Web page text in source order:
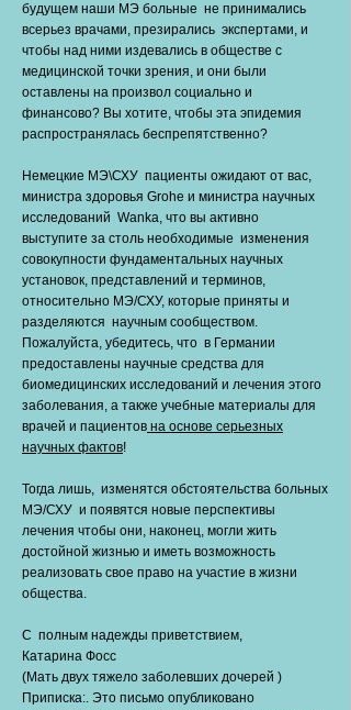
будущем наши МЭ больные не принимались
всерьез врачами, презирались экспертами, и
чтобы над ними издевались в обществе с
медицинской точки зрения, и они были
оставлены на произвол социально и
финансово? Вы хотите, чтобы эта эпидемия
распространялась беспрепятственно?
Немецкие МЭ\СХУ пациенты ожидают от вас,
министра здоровья Grohe и министра научных
исследований Wanka, что вы активно
выступите за столь необходимые изменения
совокупности фундаментальных научных
установок, представлений и терминов,
относительно МЭ/СХУ, которые приняты и
разделяются научным сообществом.
Пожалуйста, убедитесь, что в Германии
предоставлены научные средства для
биомедицинских исследований и лечения этого
заболевания, а также учебные материалы для
врачей и пациентов на основе серьезных
научных фактов!
Тогда лишь, изменятся обстоятельства больных
МЭ/СХУ и появятся новые перспективы
лечения чтобы они, наконец, могли жить
достойной жизнью и иметь возможность
реализовать свое право на участие в жизни
общества.
С полным надежды приветствием,
Катарина Фосс
(Мать двух тяжело заболевших дочерей )
Приписка:. Это письмо опубликовано